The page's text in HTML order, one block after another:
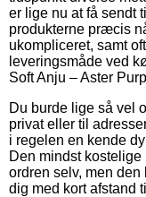
er lige nu at få sendt
produkterne præcis
ukompliceret, samt
leveringsmåde ved
Soft Anju – Aster
Du burde lige så vel
privat eller til
i regelen en kende
Den mindst
ordren selv, men
dig med kort afstand